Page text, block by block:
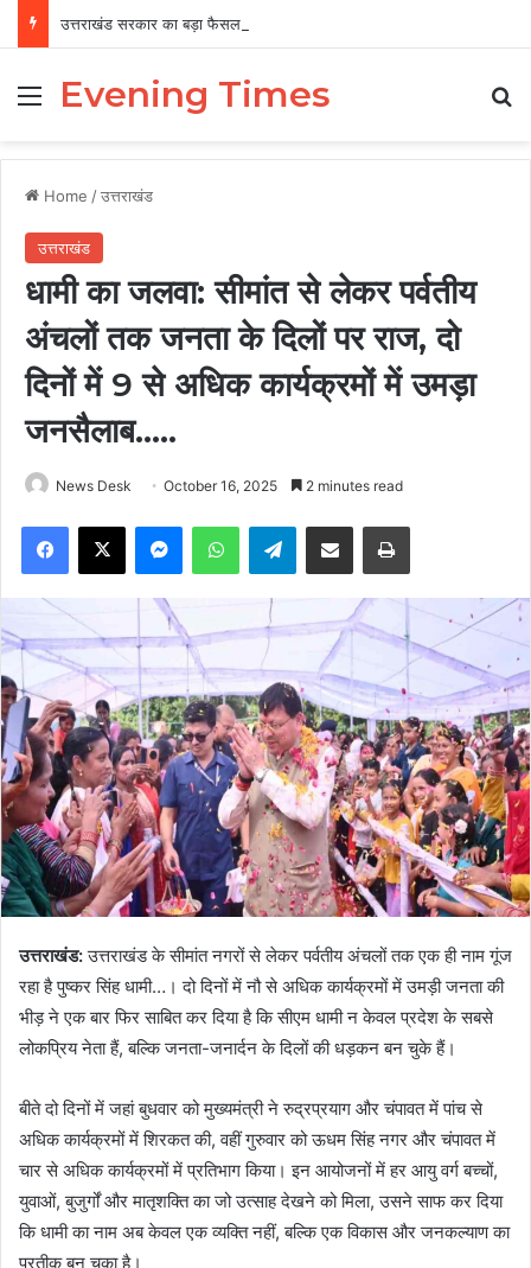
MenuEvening Times
Home /उत्तराखंड
उत्तराखंड
धामी का जलवा: सीमांत से लेकर पर्वतीय
अंचलों तक जनता के दिलों पर राज, दो
दिनों में 9 से अधिक कार्यक्रमों में उमड़ा
जनसैलाब…..
News Desk October 16, 2025 2 minutes read
Facebook
X MessengerWhatsAppTelegramShare via Email Print
उत्तराखंड:उत्तराखंड के सीमांत नगरों से लेकर पर्वतीय अंचलों तक एक ही नाम गूंज
रहा है पुष्कर सिंह धामी…। दो दिनों में नौ से अधिक कार्यक्रमों में उमड़ी जनता की
भीड़ ने एक बार फिर साबित कर दिया है कि सीएम धामी न केवल प्रदेश के सबसे
लोकप्रिय नेता हैं, बल्कि जनता-जनार्दन के दिलों की धड़कन बन चुके हैं।
बीते दो दिनों में जहां बुधवार को मुख्यमंत्री ने रुद्रप्रयाग और चंपावत में पांच से
अधिक कार्यक्रमों में शिरकत की, वहीं गुरुवार को ऊधम सिंह नगर और चंपावत में
चार से अधिक कार्यक्रमों में प्रतिभाग किया। इन आयोजनों में हर आयु वर्ग बच्चों,
युवाओं, बुजुर्गों और मातृशक्ति का जो उत्साह देखने को मिला, उसने साफ कर दिया
कि धामी का नाम अब केवल एक व्यक्ति नहीं, बल्कि एक विकास और जनकल्याण का
प्रतीक बन चुका है।